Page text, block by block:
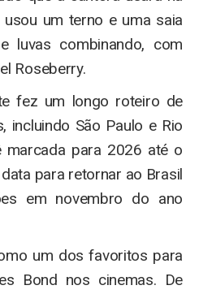
usou um terno e uma saia
luvas combinando, com
Roseberry.
fez um longo roteiro de
incluindo São Paulo e Rio
marcada para 2026 até o
para retornar ao Brasil
em novembro do ano
um dos favoritos para
Bond nos cinemas. De